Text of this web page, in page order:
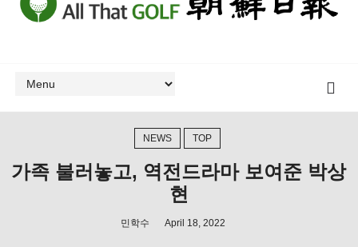
NEWS TOP
가족 불러놓고, 역전드라마 보여준 박상
현
민학수 April 18, 2022